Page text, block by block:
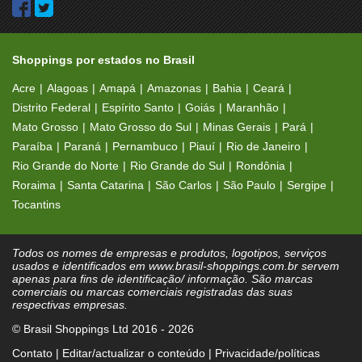
Entre Grãos Equivalenza
Espaço Zazzu Estoque
Eudora Expert Beauty Center
F1rst Fábrica di Chocolate
Family Calçados Faon
Farmácias Nissei Fashion Mix
Frenzy Frischmann Aisengart
Frug Frozen Fun Shoes
G Driver
Garota Chic
Shoppings por estados no Brasil
Acre Alagoas Amapá Amazonas Bahia
Ceará
Distrito Federal
Espírito Santo Goiás
Maranhão
Mato Grosso
Mato Grosso do Sul Minas Gerais
Pará
Paraíba
Paraná Pernambuco Piauí
Rio de Janeiro
Rio Grande do Norte
Rio Grande do Sul
Rondônia
Roraima
Santa Catarina São Carlos São Paulo
Sergipe
Tocantins
Todos os nomes de empresas e produtos, logotipos, serviços
usados e identificados em www.brasil-shoppings.com.br servem
apenas para fins de identificação/ informação. São marcas
comerciais ou marcas comerciais registradas das suas
respectivas empresas.
© Brasil Shoppings Ltd 2016 - 2026
Contato | Editar/actualizar o conteúdo | Privacidade/políticas